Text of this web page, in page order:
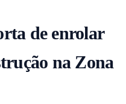
de enrolar
na Zona